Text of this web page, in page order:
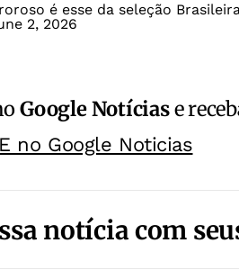
é esse da seleção
2, 2026
Google Notíciase
no Google Noticias
notícia com